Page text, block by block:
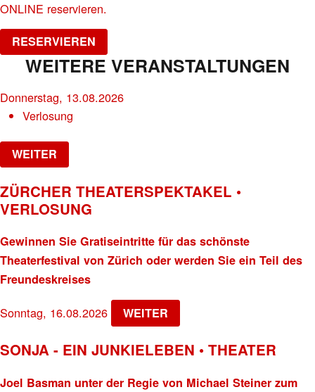
ONLINE reservieren.
RESERVIEREN
WEITERE VERANSTALTUNGEN
Donnerstag, 13.08.2026
Verlosung
WEITER
ZÜRCHER THEATERSPEKTAKEL •
VERLOSUNG
Gewinnen Sie Gratiseintritte für das schönste
Theaterfestival von Zürich oder werden Sie ein Teil des
Freundeskreises
Sonntag, 16.08.2026 WEITER
SONJA - EIN JUNKIELEBEN • THEATER
Joel Basman unter der Regie von Michael Steiner zum